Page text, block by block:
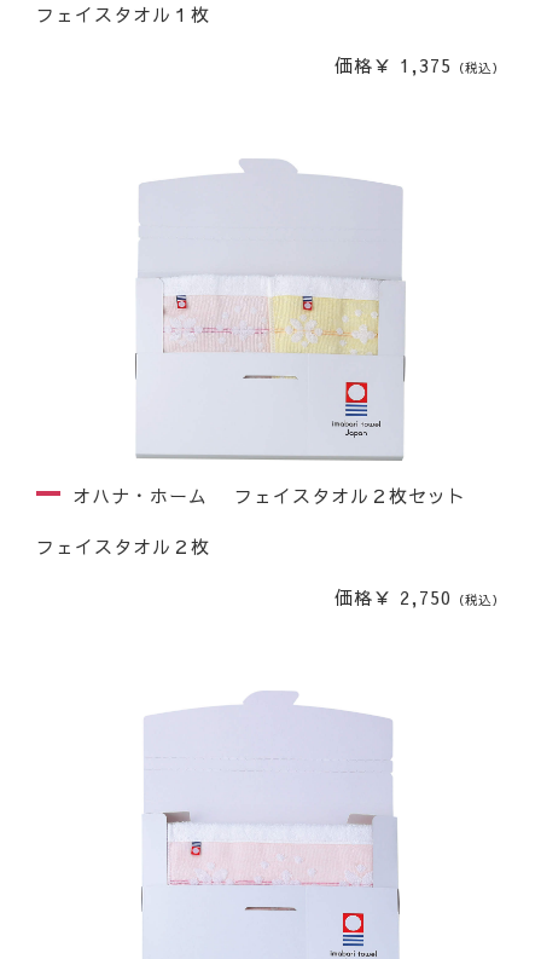
フェイスタオル１枚
価格￥ 1,375 （税込）
オハナ・ホーム フェイスタオル２枚セット
フェイスタオル２枚
価格￥ 2,750 （税込）